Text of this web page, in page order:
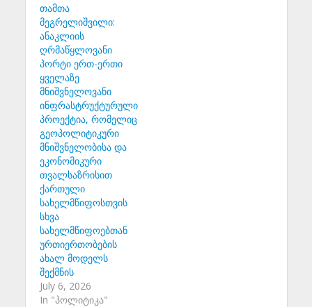
თამთა
მეგრელიშვილი:
ანაკლიის
ღრმაწყლოვანი
პორტი ერთ-ერთი
ყველაზე
მნიშვნელოვანი
ინფრასტრუქტურული
პროექტია, რომელიც
გეოპოლიტიკური
მნიშვნელობისა და
ეკონომიკური
თვალსაზრისით
ქართული
სახელმწიფოსთვის
სხვა
სახელმწიფოებთან
ურთიერთობების
ახალ მოდელს
შექმნის
July 6, 2026
In "პოლიტიკა"